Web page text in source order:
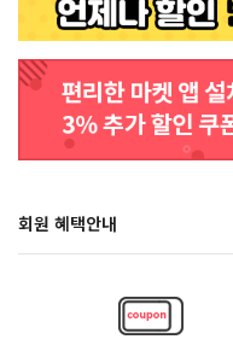
회원 혜택안내